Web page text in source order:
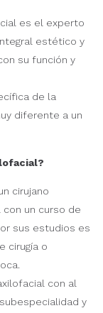
es el experto
estético y
su función y
de la
diferente a un
cirujano
un curso de
sus estudios es
cirugía o
con al
y